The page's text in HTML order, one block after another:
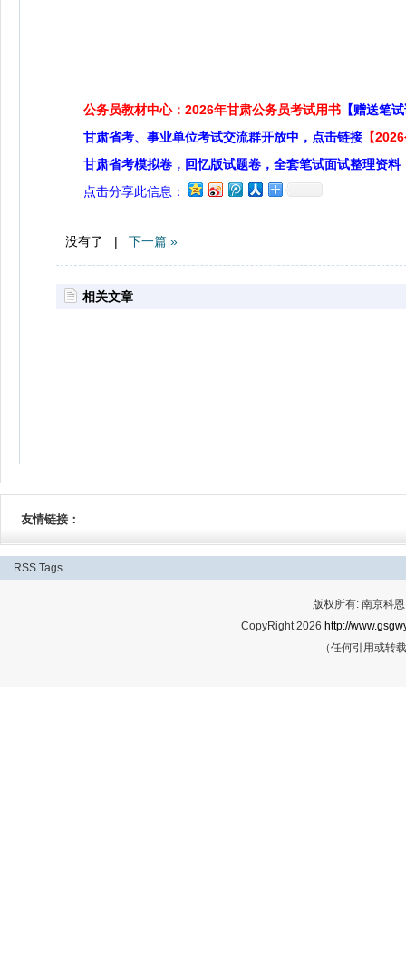
公务员教材中心：2026年甘肃公务员考试用书 【赠送笔
甘肃省考、事业单位考试交流群开放中，点击链接 【
甘肃省考模拟卷，回忆版试题卷，全套笔试面试整理资料
点击分享此信息：
没有了 | 下一篇 »
相关文章
友情链接：
RSS Tags
版权所有: 南京科
CopyRight 2026 http://
（任何引用或转